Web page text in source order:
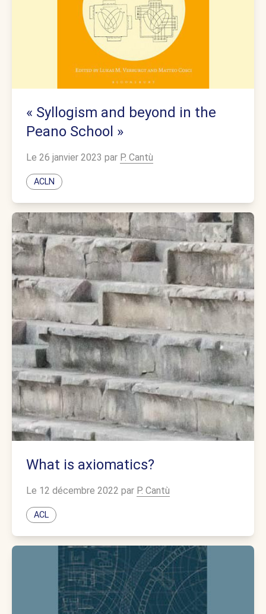
« Syllogism and beyond in the
Peano School »
Le 26 janvier 2023 par P. Cantù
ACLN
What is axiomatics?
Le 12 décembre 2022 par P. Cantù
ACL